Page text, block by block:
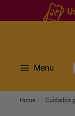
Menu
Cuidados